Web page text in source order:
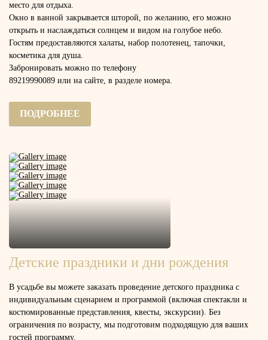
место для отдыха.
Окно в ванной закрывается шторой, по желанию, его можно
открыть и наслаждаться солнцем и видом на голубое небо.
Гостям предоставляются халаты, набор полотенец, тапочки,
косметика для душа.
Забронировать можно по телефону
89219990089 или на сайте, в разделе номера.
ПОДРОБНЕЕ
Детские праздники и дни рождения
В усадьбе вы можете заказать проведение детского праздника с
индивидуальным сценарием и программой (включая спектакли и
костюмированные представления, квесты, экскурсии). Без
ограничения по возрасту, мы подготовим подходящую для ваших
гостей программу.